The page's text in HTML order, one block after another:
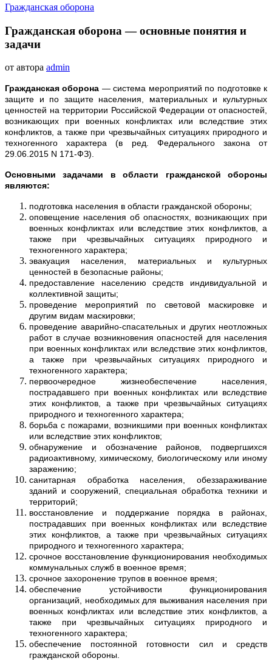
Гражданская оборона
Гражданская оборона — основные понятия и
задачи
от автора admin
Гражданская оборона — система мероприятий по подготовке к
защите и по защите населения, материальных и культурных
ценностей на территории Российской Федерации от опасностей,
возникающих при военных конфликтах или вследствие этих
конфликтов, а также при чрезвычайных ситуациях природного и
техногенного характера (в ред. Федерального закона от
29.06.2015 N 171-ФЗ).
Основными задачами в области гражданской обороны
являются:
подготовка населения в области гражданской обороны;
оповещение населения об опасностях, возникающих при
военных конфликтах или вследствие этих конфликтов, а
также при чрезвычайных ситуациях природного и
техногенного характера;
эвакуация населения, материальных и культурных
ценностей в безопасные районы;
предоставление населению средств индивидуальной и
коллективной защиты;
проведение мероприятий по световой маскировке и
другим видам маскировки;
проведение аварийно-спасательных и других неотложных
работ в случае возникновения опасностей для населения
при военных конфликтах или вследствие этих конфликтов,
а также при чрезвычайных ситуациях природного и
техногенного характера;
первоочередное жизнеобеспечение населения,
пострадавшего при военных конфликтах или вследствие
этих конфликтов, а также при чрезвычайных ситуациях
природного и техногенного характера;
борьба с пожарами, возникшими при военных конфликтах
или вследствие этих конфликтов;
обнаружение и обозначение районов, подвергшихся
радиоактивному, химическому, биологическому или иному
заражению;
санитарная обработка населения, обеззараживание
зданий и сооружений, специальная обработка техники и
территорий;
восстановление и поддержание порядка в районах,
пострадавших при военных конфликтах или вследствие
этих конфликтов, а также при чрезвычайных ситуациях
природного и техногенного характера;
срочное восстановление функционирования необходимых
коммунальных служб в военное время;
срочное захоронение трупов в военное время;
обеспечение устойчивости функционирования
организаций, необходимых для выживания населения при
военных конфликтах или вследствие этих конфликтов, а
также при чрезвычайных ситуациях природного и
техногенного характера;
обеспечение постоянной готовности сил и средств
гражданской обороны.